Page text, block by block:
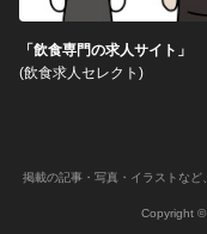
「飲食専門の求人サイト」
(飲食求人セレクト)
掲載の記事・写真・イラストな
Copyright ©